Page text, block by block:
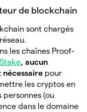
de blockchain
sont chargés
les chaînes Proof-
, aucun
nécessaire pour
les cryptos en
(ou
dans le domaine